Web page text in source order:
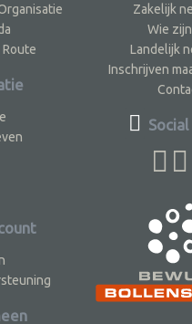
Zakelijk
Wie
Landelijk
Inschrijven